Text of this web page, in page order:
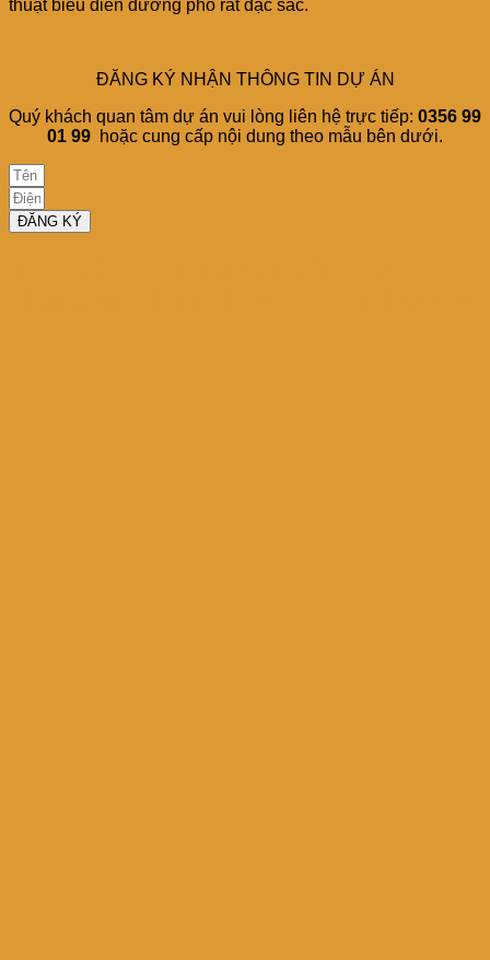
thuật biểu diễn đường phố rất đặc sắc.
ĐĂNG KÝ NHẬN THÔNG TIN DỰ ÁN
Quý khách quan tâm dự án vui lòng liên hệ trực tiếp: 0356 99
01 99 hoặc cung cấp nội dung theo mẫu bên dưới.
ĐĂNG KÝ